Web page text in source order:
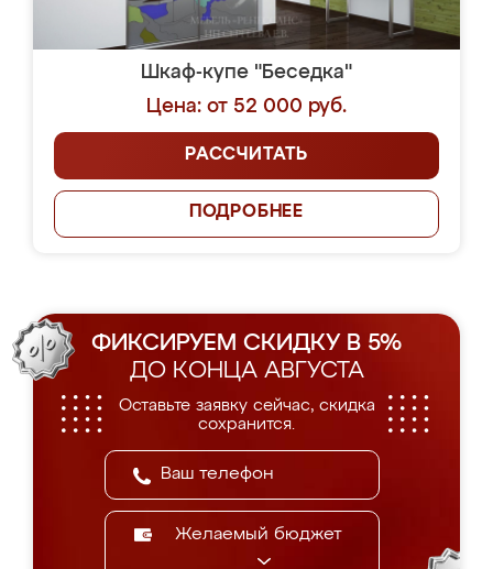
Шкаф-купе "Беседка"
Цена: от 52 000 руб.
РАССЧИТАТЬ
ПОДРОБНЕЕ
ФИКСИРУЕМ СКИДКУ В 5%
ДО КОНЦА АВГУСТА
Оставьте заявку сейчас, скидка
сохранится.
Желаемый бюджет